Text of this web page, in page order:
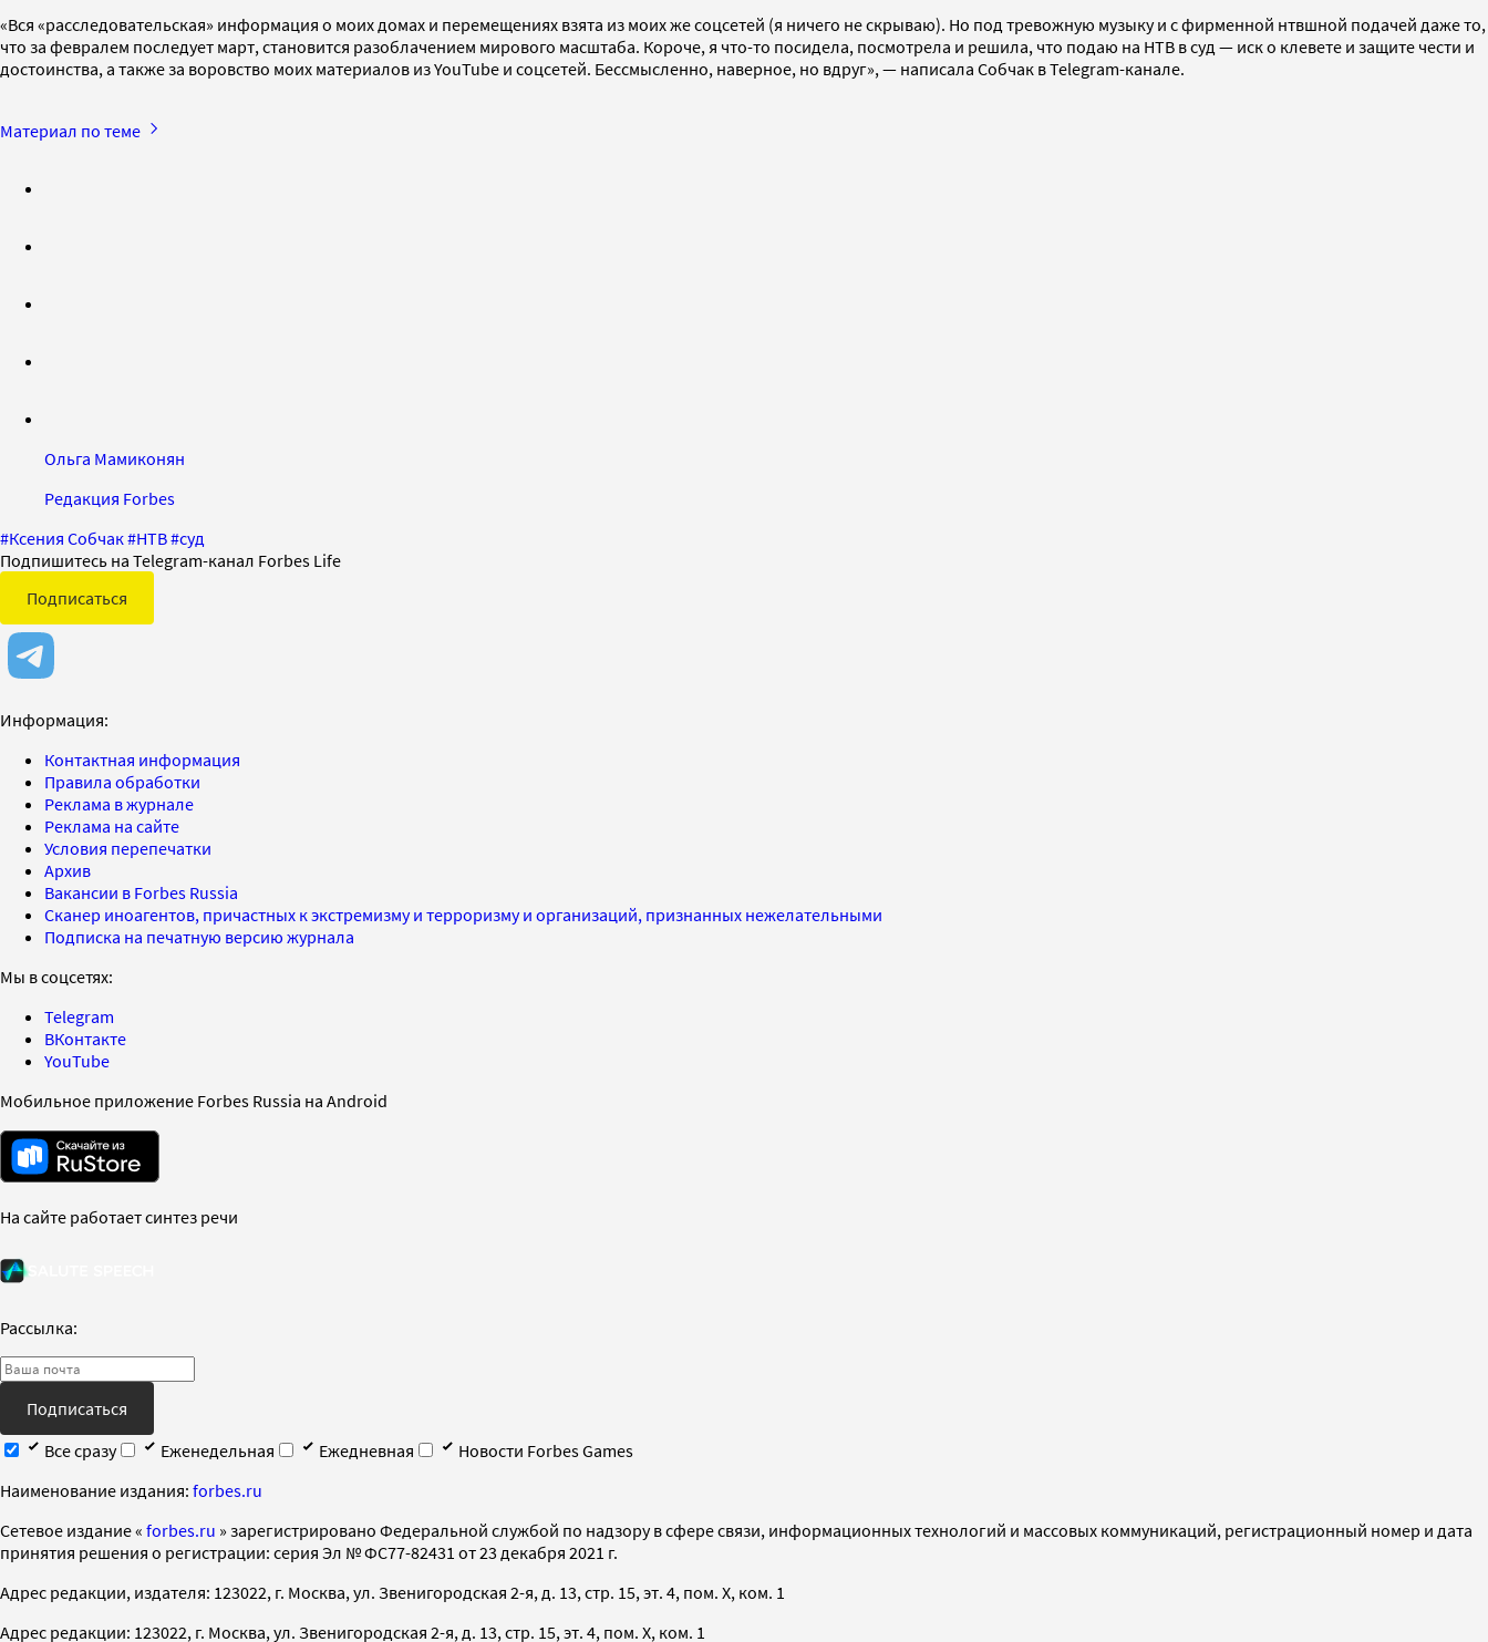
«Вся «расследовательская» информация о моих домах и перемещениях взята из моих же соцсетей (я ничего не скрываю). Но под тревожную музыку и с фирменной нтвшной подачей даже то,
что за февралем последует март, становится разоблачением мирового масштаба. Короче, я что-то посидела, посмотрела и решила, что подаю на НТВ в суд — иск о клевете и защите чести и
достоинства, а также за воровство моих материалов из YouTube и соцсетей. Бессмысленно, наверное, но вдруг», — написала Собчак в Telegram-канале.
Материал по теме
Ольга Мамиконян
Редакция Forbes
#Ксения Собчак#НТВ#суд
Подпишитесь на Telegram-канал Forbes Life
Подписаться
Информация:
Контактная информация
Правила обработки
Реклама в журнале
Реклама на сайте
Условия перепечатки
Архив
Вакансии в Forbes Russia
Сканер иноагентов, причастных к экстремизму и терроризму и организаций, признанных нежелательными
Подписка на печатную версию журнала
Мы в соцсетях:
Telegram
ВКонтакте
YouTube
Мобильное приложение Forbes Russia на Android
На сайте работает синтез речи
Рассылка:
Подписаться
Все сразу
Еженедельная Ежедневная
Новости Forbes Games
Наименование издания: forbes.ru
Cетевое издание « forbes.ru » зарегистрировано Федеральной службой по надзору в сфере связи, информационных технологий и массовых коммуникаций, регистрационный номер и дата
принятия решения о регистрации: серия Эл № ФС77-82431 от 23 декабря 2021 г.
Адрес редакции, издателя: 123022, г. Москва, ул. Звенигородская 2-я, д. 13, стр. 15, эт. 4, пом. X, ком. 1
Адрес редакции: 123022, г. Москва, ул. Звенигородская 2-я, д. 13, стр. 15, эт. 4, пом. X, ком. 1